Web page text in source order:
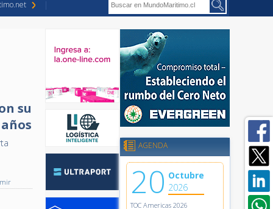
su
AGENDA
20 Octubre
2026
TOC Americas 2026